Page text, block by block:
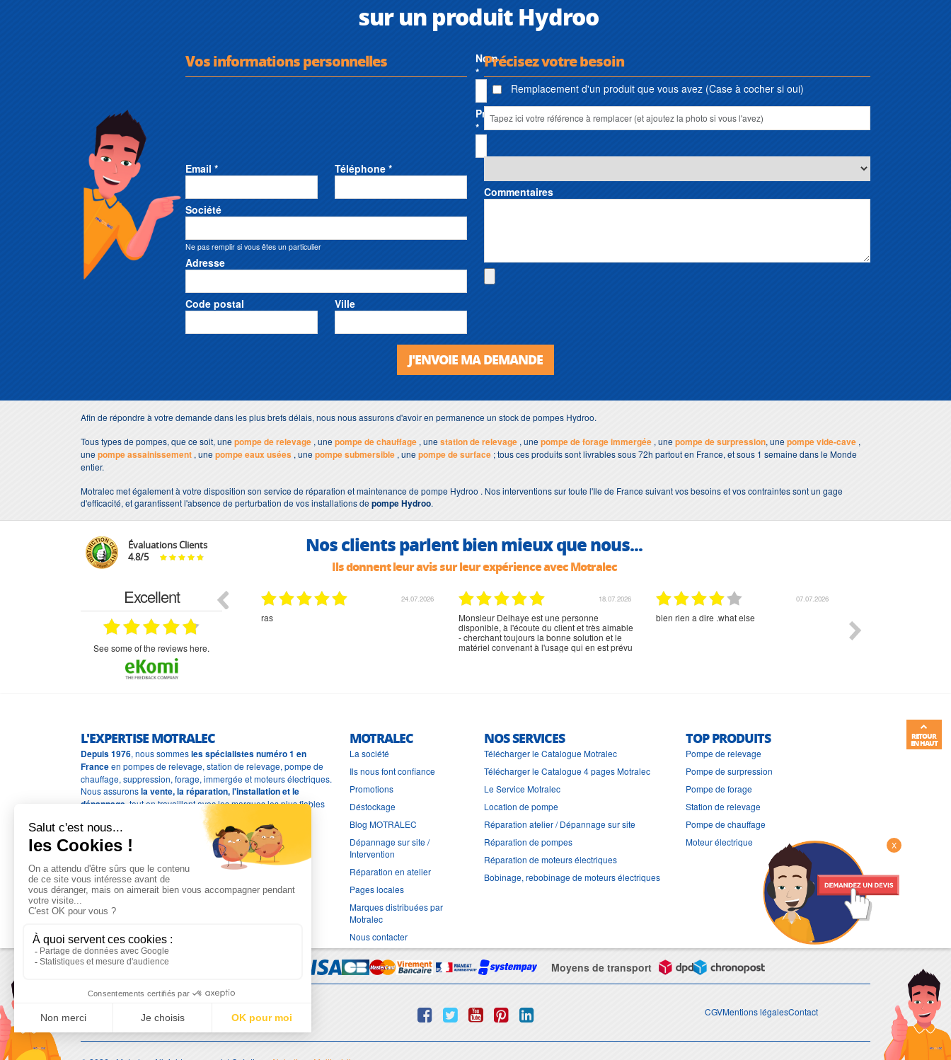
sur un produit Hydroo
Vos informations personnelles
Nom
*
Prénom
*
Email * Téléphone *
Société
Ne pas remplir si vous êtes un particulier
Adresse
Code postal Ville
Précisez votre besoin
Remplacement d'un produit que vous avez (Case à cocher si oui)
Commentaires
J'ENVOIE MA DEMANDE
Afin de répondre à votre demande dans les plus brefs délais, nous nous assurons d'avoir en permanence un stock de pompes Hydroo.
Tous types de pompes, que ce soit, unepompe de relevage , unepompe de chauffage , unestation de relevage , unepompe de forage immergée , unepompe de surpression, unepompe vide-cave ,
unepompe assainissement , unepompe eaux usées , unepompe submersible , unepompe de surface ; tous ces produits sont livrables sous 72h partout en France, et sous 1 semaine dans le Monde
entier.
Motralec met également à votre disposition son service de réparation et maintenance de pompe Hydroo . Nos interventions sur toute l'Ile de France suivant vos besoins et vos contraintes sont un gage
d'efficacité, et garantissent l'absence de perturbation de vos installations depompe Hydroo.
Évaluations Clients
4.8/5 Nos clients parlent bien mieux que nous...
Ils donnent leur avis sur leur expérience avec Motralec
Excellent
see some of the reviews here.
07.07.2026
bien rien a dire .what else
02.07.2026
RAS
02.07.2026
rien à signaler, très content
01.07.2026
Commande et délais parfait
L'EXPERTISE MOTRALEC
Depuis 1976, nous sommesles spécialistes numéro 1 en
Franceen pompes de relevage, station de relevage, pompe de
chauffage, suppression, forage, immergée et moteurs électriques.
Nous assuronsla vente, la réparation, l'installation et le
dépannage , tout en travaillant avec les marques les plus fiables
MOTRALEC
La société
Ils nous font confiance
Promotions
Déstockage
Blog MOTRALEC
Dépannage sur site /
Intervention
Réparation en atelier
Pages locales
Marques distribuées par
Motralec
Nous contacter
NOS SERVICES
Télécharger le Catalogue Motralec
Télécharger le Catalogue 4 pages Motralec
Le Service Motralec
Location de pompe
Réparation atelier / Dépannage sur site
Réparation de pompes
Réparation de moteurs électriques
Bobinage, rebobinage de moteurs électriques
TOP PRODUITS
Pompe de relevage
Pompe de surpression
Pompe de forage
Station de relevage
Pompe de chauffage
Moteur électrique
Moyens de transport
CGVMentions légalesContact
X
RETOUR
EN HAUT